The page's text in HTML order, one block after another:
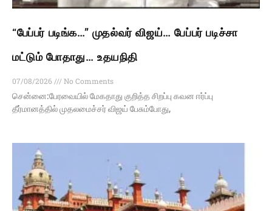
“பேப்பர் படிங்க…” முதல்வர் விஜய்… பேப்பர் படிச்சா
மட்டும் போதாது… உதயநிதி
07/08/2026
No Comments
சென்னை:பேரவையில் மேகதாது குறித்த சிறப்பு கவன ஈர்ப்பு
தீர்மானத்தில் முதலமைச்சர் விஜய் பேசும்போது,